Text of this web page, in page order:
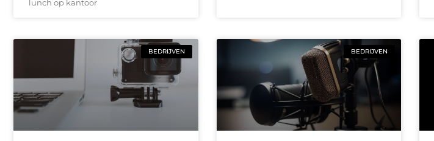
lunch op kantoor
BEDRIJVEN BEDRIJVEN